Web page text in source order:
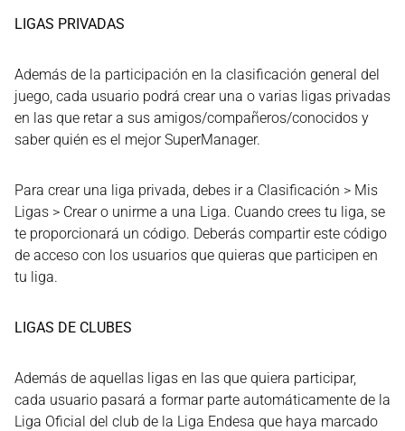
LIGAS PRIVADAS
Además de la participación en la clasificación general del
juego, cada usuario podrá crear una o varias ligas privadas
en las que retar a sus amigos/compañeros/conocidos y
saber quién es el mejor SuperManager.
Para crear una liga privada, debes ir a Clasificación > Mis
Ligas > Crear o unirme a una Liga. Cuando crees tu liga, se
te proporcionará un código. Deberás compartir este código
de acceso con los usuarios que quieras que participen en
tu liga.
LIGAS DE CLUBES
Además de aquellas ligas en las que quiera participar,
cada usuario pasará a formar parte automáticamente de la
Liga Oficial del club de la Liga Endesa que haya marcado